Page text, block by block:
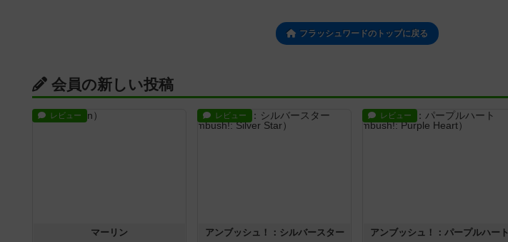
フラッシュワードのトップに戻る
会員の新しい投稿
レビュー
マーリン
レビュー
アンブッシュ！：シルバースター
レビュー
アンブッシュ！：パープルハート